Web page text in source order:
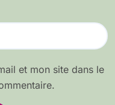
et mon site dans le